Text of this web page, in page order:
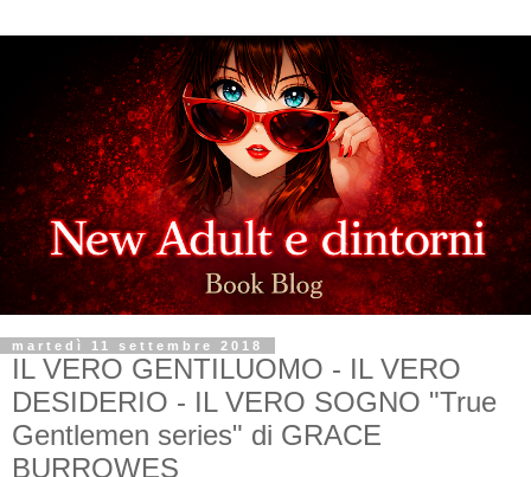
martedì 11 settembre 2018
IL VERO GENTILUOMO - IL VERO
DESIDERIO - IL VERO SOGNO "True
Gentlemen series" di GRACE
BURROWES